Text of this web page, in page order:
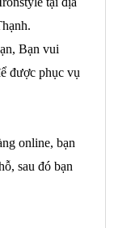
Bạn vui
được phục vụ
online, bạn
sau đó bạn